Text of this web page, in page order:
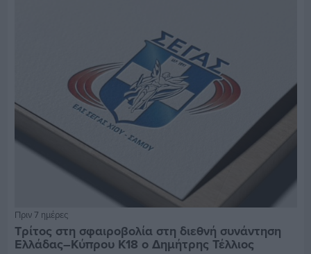
Πριν 7 ημέρες
Τρίτος στη σφαιροβολία στη διεθνή συνάντηση
Ελλάδας–Κύπρου Κ18 ο Δημήτρης Τέλλιος